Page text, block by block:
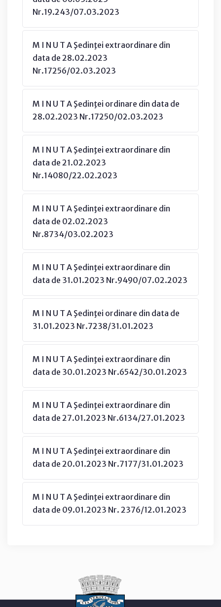
Nr.19.243/07.03.2023
M I N U T A Şedinţei extraordinare din
data de 28.02.2023
Nr.17256/02.03.2023
M I N U T A Şedinţei ordinare din data de
28.02.2023 Nr.17250/02.03.2023
M I N U T A Şedinţei extraordinare din
data de 21.02.2023
Nr.14080/22.02.2023
M I N U T A Şedinţei extraordinare din
data de 02.02.2023
Nr.8734/03.02.2023
M I N U T A Şedinţei extraordinare din
data de 31.01.2023 Nr.9490/07.02.2023
M I N U T A Şedinţei ordinare din data de
31.01.2023 Nr.7238/31.01.2023
M I N U T A Şedinţei extraordinare din
data de 30.01.2023 Nr.6542/30.01.2023
M I N U T A Şedinţei extraordinare din
data de 27.01.2023 Nr.6134/27.01.2023
M I N U T A Şedinţei extraordinare din
data de 20.01.2023 Nr.7177/31.01.2023
M I N U T A Şedinţei extraordinare din
data de 09.01.2023 Nr. 2376/12.01.2023